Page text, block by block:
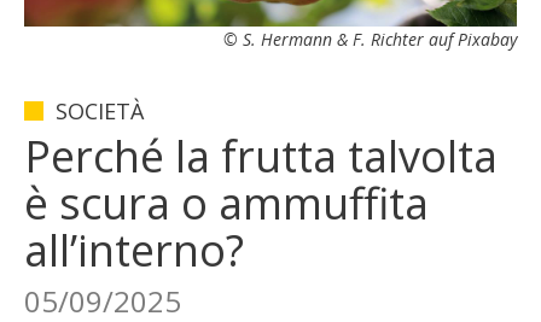
© S. Hermann & F. Richter auf Pixabay
SOCIETÀ
Perché la frutta talvolta
è scura o ammuffita
all’interno?
05/09/2025